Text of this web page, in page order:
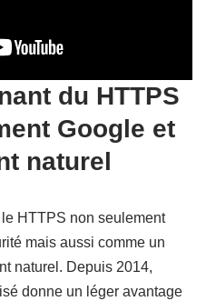
du HTTPS
Google et
naturel
HTTPS non seulement
mais aussi comme un
naturel. Depuis 2014,
donne un léger avantage